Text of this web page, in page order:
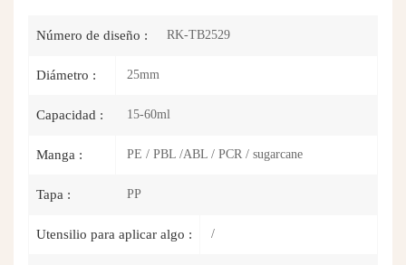
Número de diseño : RK-TB2529
Diámetro : 25mm
Capacidad : 15-60ml
Manga : PE / PBL /ABL / PCR / sugarcane
Tapa : PP
Utensilio para aplicar algo : /